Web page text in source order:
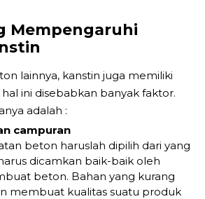
Mempengaruhi
lainnya, kanstin juga memiliki
ini disebabkan banyak faktor.
adalah :
campuran
beton haruslah dipilih dari yang
dicamkan baik-baik oleh
beton. Bahan yang kurang
membuat kualitas suatu produk